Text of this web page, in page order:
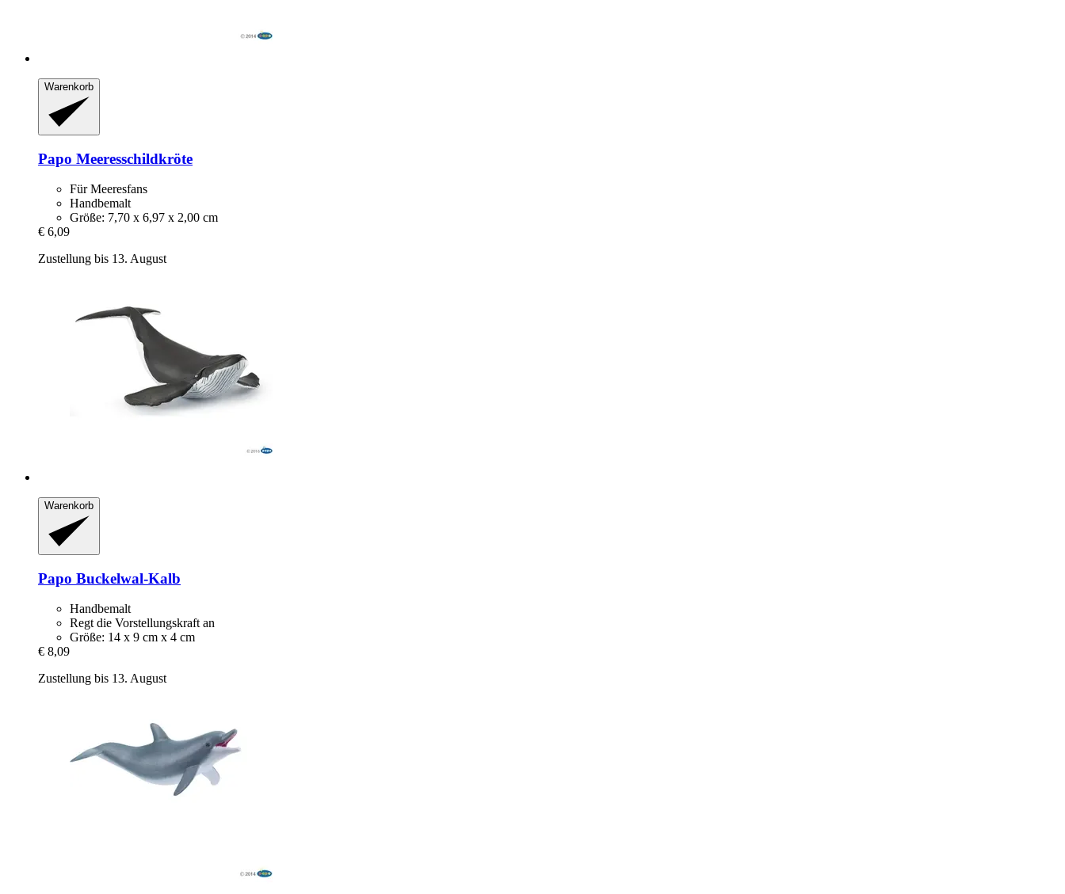
Warenkorb
Papo Meeresschildkröte
Für Meeresfans
Handbemalt
Größe: 7,70 x 6,97 x 2,00 cm
€ 6,09
Zustellung bis 13. August
Warenkorb
Papo Buckelwal-​Kalb
Handbemalt
Regt die Vorstellungskraft an
Größe: 14 x 9 cm x 4 cm
€ 8,09
Zustellung bis 13. August